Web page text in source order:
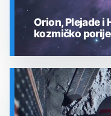
SVEMIR
Orion, Plejade i
kozmičko